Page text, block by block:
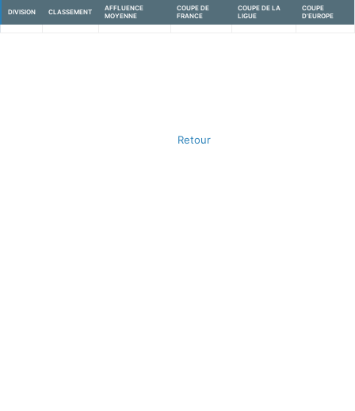
DIVISION CLASSEMENT
AFFLUENCE
MOYENNE
COUPE DE
FRANCE
COUPE DE LA
LIGUE
COUPE
D'EUROPE
Retour